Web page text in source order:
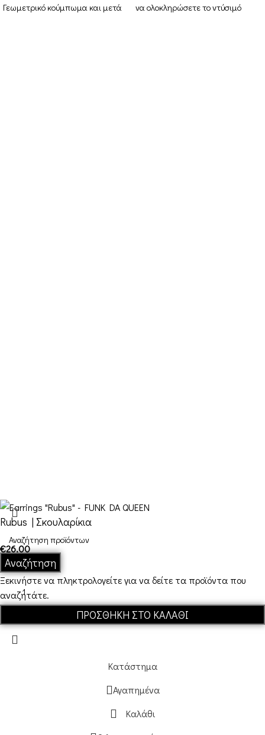
Γεωμετρικό κούμπωμα και μετά
να ολοκληρώσετε το ντύσιμό
Αναζήτηση
Ξεκινήστε να πληκτρολογείτε για να δείτε τα προϊόντα που
αναζητάτε.
Rubus | Σκουλαρίκια
€26,00
Σε απόθεμα
ΠΡΟΣΘΉΚΗ ΣΤΟ ΚΑΛΆΘΙ
Κατάστημα
Αγαπημένα
Καλάθι